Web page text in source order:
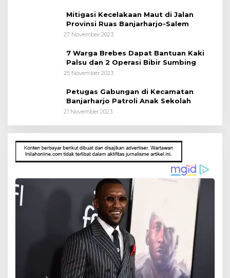
Mitigasi Kecelakaan Maut di Jalan
Provinsi Ruas Banjarharjo-Salem
27 November 2023
7 Warga Brebes Dapat Bantuan Kaki
Palsu dan 2 Operasi Bibir Sumbing
25 November 2023
Petugas Gabungan di Kecamatan
Banjarharjo Patroli Anak Sekolah
21 November 2023